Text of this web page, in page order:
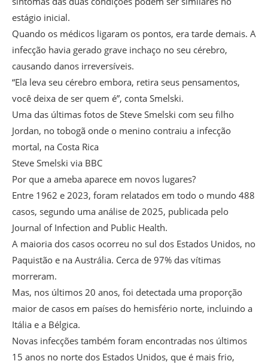
estágio inicial.
Quando os médicos ligaram os pontos, era tarde demais. A
infecção havia gerado grave inchaço no seu cérebro,
causando danos irreversíveis.
“Ela leva seu cérebro embora, retira seus pensamentos,
você deixa de ser quem é”, conta Smelski.
Uma das últimas fotos de Steve Smelski com seu filho
Jordan, no tobogã onde o menino contraiu a infecção
mortal, na Costa Rica
Steve Smelski via BBC
Por que a ameba aparece em novos lugares?
Entre 1962 e 2023, foram relatados em todo o mundo 488
casos, segundo uma análise de 2025, publicada pelo
Journal of Infection and Public Health.
A maioria dos casos ocorreu no sul dos Estados Unidos, no
Paquistão e na Austrália. Cerca de 97% das vítimas
morreram.
Mas, nos últimos 20 anos, foi detectada uma proporção
maior de casos em países do hemisfério norte, incluindo a
Itália e a Bélgica.
Novas infecções também foram encontradas nos últimos
15 anos no norte dos Estados Unidos, que é mais frio,